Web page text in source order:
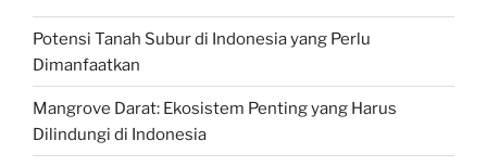
Potensi Tanah Subur di Indonesia yang Perlu
Dimanfaatkan
Mangrove Darat: Ekosistem Penting yang Harus
Dilindungi di Indonesia